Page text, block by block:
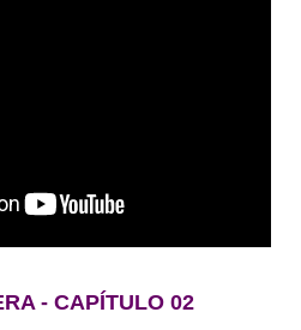
- CAPÍTULO 02